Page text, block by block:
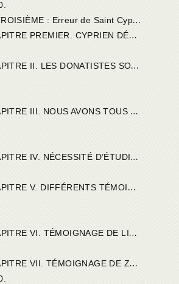
: Erreur de Saint Cyprien
CYPRIEN DÉFENSEUR DE LA PAIX ET DE L’UNITÉ DE L’ÉGLISE.
LES DONATISTES SONT DANS L’IMPUISSANCE DE JUSTIFIER LEUR SCHISME.
III. NOUS AVONS TOUS LE DROIT DE CHERCHER LA VÉRITÉ.
IV. NÉCESSITÉ D’ÉTUDIER LA LETTRE DE CYPRIEN A JUBAIANUS.
DIFFÉRENTS TÉMOIGNAGES EN FAVEUR DE L’ANCIENNE COUTUME DE L’ÉGLISE.
VI. TÉMOIGNAGE DE LIBOSUS.
VII. TÉMOIGNAGE DE ZOSIME.